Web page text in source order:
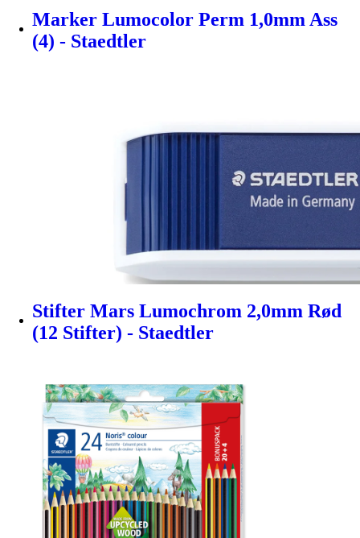
Marker Lumocolor Perm 1,0mm Ass
(4) - Staedtler
Stifter Mars Lumochrom 2,0mm Rød
(12 Stifter) - Staedtler